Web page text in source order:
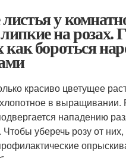
у
на розах.
как бороться
красиво цветущее
в выращивании.
нападению
Чтобы уберечь розу от